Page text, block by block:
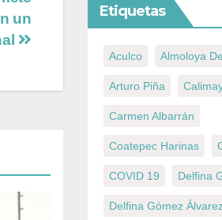
un
Etiquetas
Aculco Almoloya
Arturo Piña
Carmen Albarrán
Coatepec Harinas
COVID 19 Delfina
Delfina Gómez